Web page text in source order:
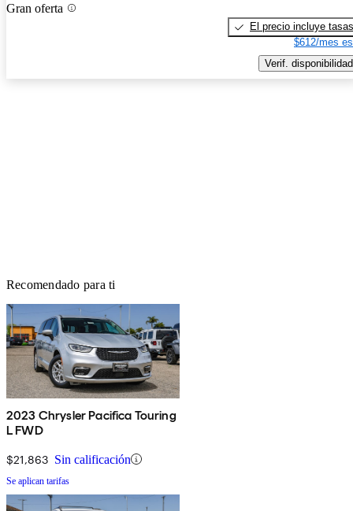
Gran oferta
El precio incluye tasas
$612/mes
Verif. disponibilidad
Recomendado para ti
2023 Chrysler Pacifica Touring
L FWD
$21,863 Sin calificación
Se aplican tarifas